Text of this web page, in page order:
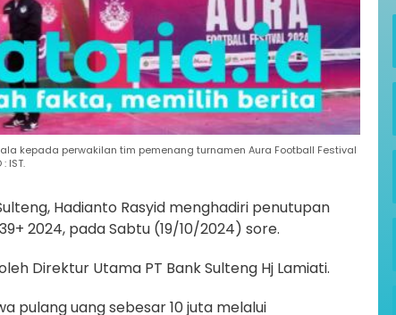
kepada perwakilan tim pemenang turnamen Aura Football Festival
IST.
Hadianto Rasyid menghadiri penutupan
2024, pada Sabtu (19/10/2024) sore.
Direktur Utama PT Bank Sulteng Hj Lamiati.
pulang uang sebesar 10 juta melalui